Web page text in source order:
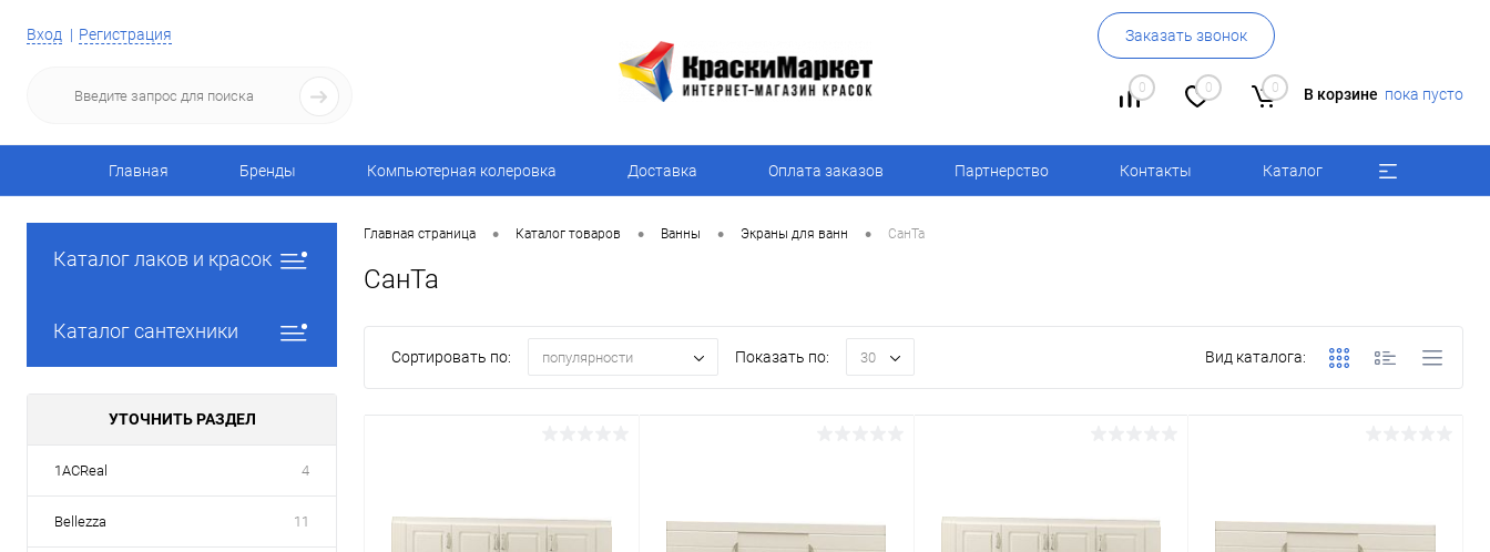
Вход Регистрация Заказать звонок
0 0 0 В корзине пока пусто
Главная Бренды Компьютерная колеровка Доставка Оплата заказов Партнерство Контакты Каталог
Каталог лаков и красок
Каталог сантехники
УТОЧНИТЬ РАЗДЕЛ
1ACReal 4
Bellezza 11
Главная страница • Каталог товаров • Ванны • Экраны для ванн • СанТа
СанТа
Сортировать по: популярности Показать по: 30 Вид каталога: